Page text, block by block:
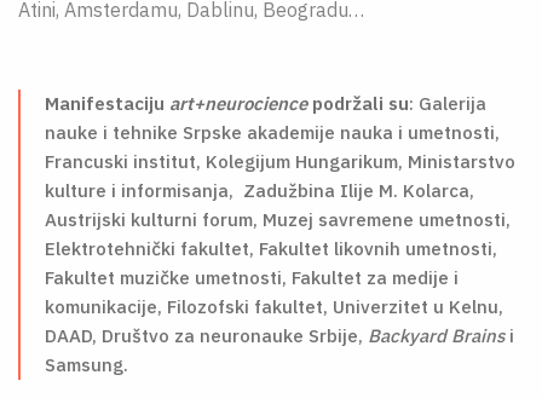
Atini, Amsterdamu, Dablinu, Beogradu…
Manifestaciju art+neurociencepodržali su: Galerija
nauke i tehnike Srpske akademije nauka i umetnosti,
Francuski institut, Kolegijum Hungarikum, Ministarstvo
kulture i informisanja, Zadužbina Ilije M. Kolarca,
Austrijski kulturni forum, Muzej savremene umetnosti,
Elektrotehnički fakultet, Fakultet likovnih umetnosti,
Fakultet muzičke umetnosti, Fakultet za medije i
komunikacije, Filozofski fakultet, Univerzitet u Kelnu,
DAAD, Društvo za neuronauke Srbije, Backyard Brainsi
Samsung.